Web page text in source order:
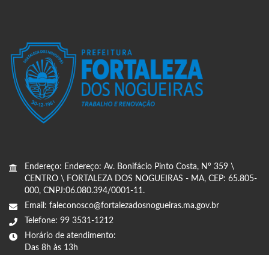
Endereço: Endereço: Av. Bonifácio Pinto Costa, Nº 359 \
CENTRO \ FORTALEZA DOS NOGUEIRAS - MA, CEP: 65.805-
000, CNPJ:06.080.394/0001-11.
Email: faleconosco@fortalezadosnogueiras.ma.gov.br
Telefone: 99 3531-1212
Horário de atendimento:
Das 8h às 13h